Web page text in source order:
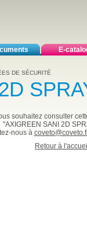
E-
DE SÉCURITÉ
souhaitez consulter
"AXIGREEN SANI 2D
nous à
Retour à